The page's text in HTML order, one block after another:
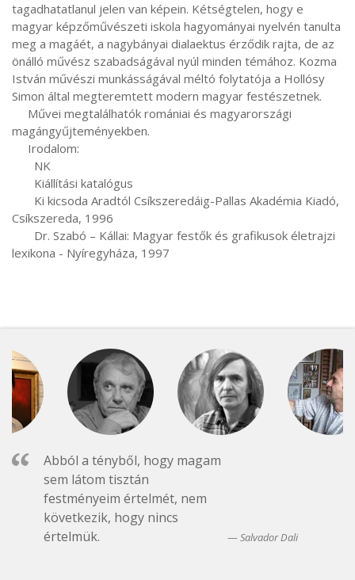
tagadhatatlanul jelen van képein. Kétségtelen, hogy e
magyar képzőművészeti iskola hagyományai nyelvén tanulta
meg a magáét, a nagybányai dialaektus érződik rajta, de az
önálló művész szabadságával nyúl minden témához. Kozma
István művészi munkásságával méltó folytatója a Hollósy
Simon által megteremtett modern magyar festészetnek.
magángyűjteményekben.
Csíkszereda, 1996
lexikona - Nyíregyháza, 1997
Abból a tényből, hogy magam
sem látom tisztán
festményeim értelmét, nem
következik, hogy nincs
értelmük.
Salvador Dali